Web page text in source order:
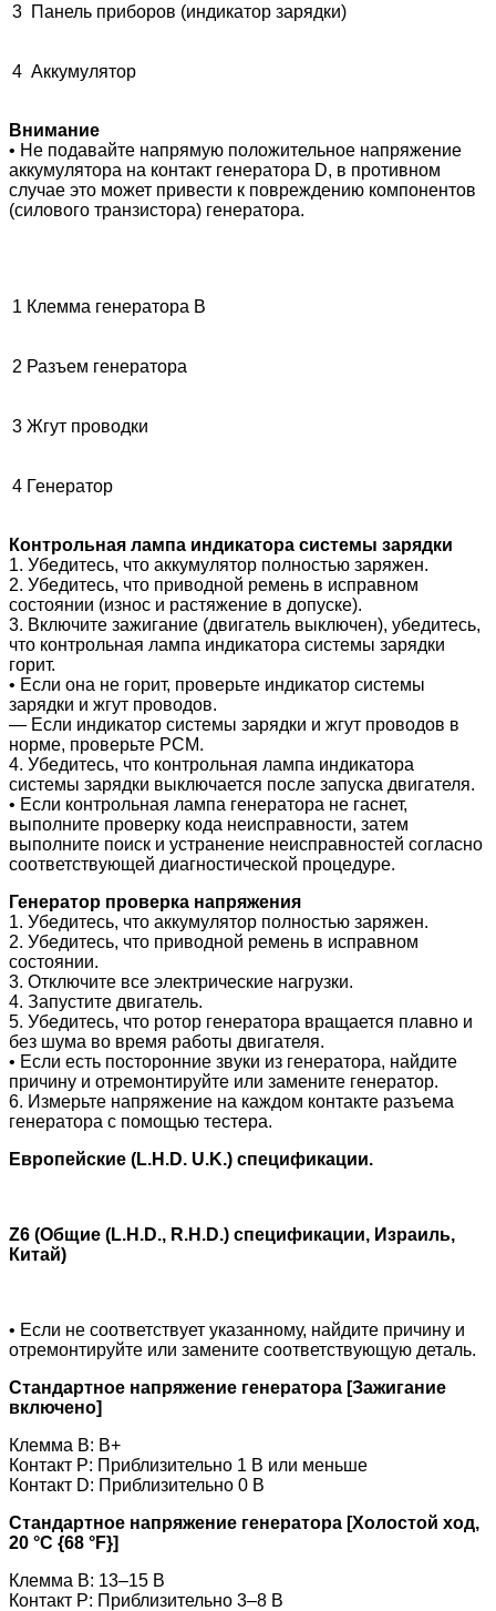
3 Панель приборов (индикатор зарядки)
4 Аккумулятор
Внимание
• Не подавайте напрямую положительное напряжение
аккумулятора на контакт генератора D, в противном
случае это может привести к повреждению компонентов
(силового транзистора) генератора.
1 Клемма генератора В
2 Разъем генератора
3 Жгут проводки
4 Генератор
Контрольная лампа индикатора системы зарядки
1. Убедитесь, что аккумулятор полностью заряжен.
2. Убедитесь, что приводной ремень в исправном
состоянии (износ и растяжение в допуске).
3. Включите зажигание (двигатель выключен), убедитесь,
что контрольная лампа индикатора системы зарядки
горит.
• Если она не горит, проверьте индикатор системы
зарядки и жгут проводов.
― Если индикатор системы зарядки и жгут проводов в
норме, проверьте PCM.
4. Убедитесь, что контрольная лампа индикатора
системы зарядки выключается после запуска двигателя.
• Если контрольная лампа генератора не гаснет,
выполните проверку кода неисправности, затем
выполните поиск и устранение неисправностей согласно
соответствующей диагностической процедуре.
Генератор проверка напряжения
1. Убедитесь, что аккумулятор полностью заряжен.
2. Убедитесь, что приводной ремень в исправном
состоянии.
3. Отключите все электрические нагрузки.
4. Запустите двигатель.
5. Убедитесь, что ротор генератора вращается плавно и
без шума во время работы двигателя.
• Если есть посторонние звуки из генератора, найдите
причину и отремонтируйте или замените генератор.
6. Измерьте напряжение на каждом контакте разъема
генератора с помощью тестера.
Европейские (L.H.D. U.K.) спецификации.
Z6 (Общие (L.H.D., R.H.D.) спецификации, Израиль,
Китай)
• Если не соответствует указанному, найдите причину и
отремонтируйте или замените соответствующую деталь.
Стандартное напряжение генератора [Зажигание
включено]
Клемма B: B+
Контакт P: Приблизительно 1 В или меньше
Контакт D: Приблизительно 0 В
Стандартное напряжение генератора [Холостой ход,
20 °C {68 °F}]
Клемма B: 13–15 В
Контакт P: Приблизительно 3–8 В